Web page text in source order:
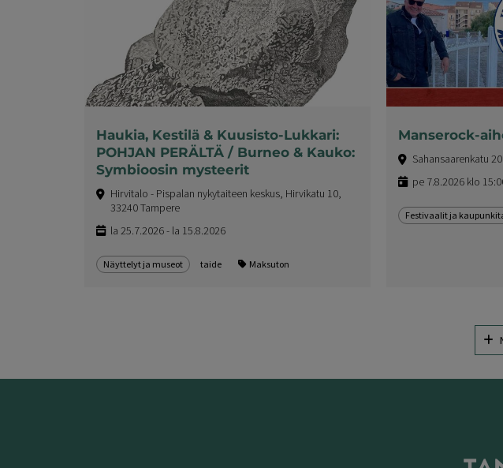
Haukia, Kestilä & Kuusisto-Lukkari:
POHJAN PERÄLTÄ / Burneo & Kauko:
Symbioosin mysteerit
Hirvitalo - Pispalan nykytaiteen keskus, Hirvikatu 10,
33240 Tampere
la 25.7.2026 - la 15.8.2026
Näyttelyt ja museot taide Maksuton
Manserock-
Sahansaarenkatu
pe 7.8.2026 klo
Festivaalit ja